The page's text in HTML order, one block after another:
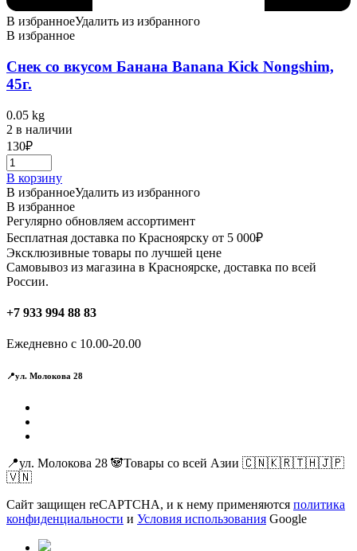
В избранноеУдалить из избранного
В избранное
Снек со вкусом Банана Banana Kick Nongshim,
45г.
0.05 kg
2 в наличии
130₽
В корзину
В избранноеУдалить из избранного
В избранное
Регулярно обновляем ассортимент
Бесплатная доставка по Красноярску от 5 000₽
Эксклюзивные товары по лучшей цене
Самовывоз из магазина в Красноярске, доставка по всей
России.
+7 933 994 88 83
Ежедневно с 10.00-20.00
📍ул. Молокова 28
📍ул. Молокова 28 🐼Товары со всей Азии 🇨🇳🇰🇷🇹🇭🇯🇵
🇻🇳
Сайт защищен reCAPTCHA, и к нему применяются политика
конфиденциальности и Условия использования Google